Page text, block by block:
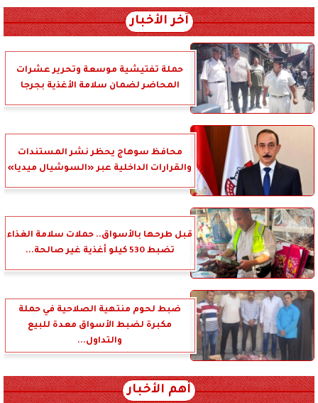
آخر الأخبار
حملة تفتيشية موسعة وتحرير عشرات
المحاضر لضمان سلامة الأغذية بجرجا
محافظ سوهاج يحظر نشر المستندات
والقرارات الداخلية عبر «السوشيال ميديا»
قبل طرحها بالأسواق.. حملات سلامة الغذاء
تضبط 530 كيلو أغذية غير صالحة...
ضبط لحوم منتهية الصلاحية في حملة
مكبرة لضبط الأسواق معدة للبيع
والتداول...
أهم الأخبار